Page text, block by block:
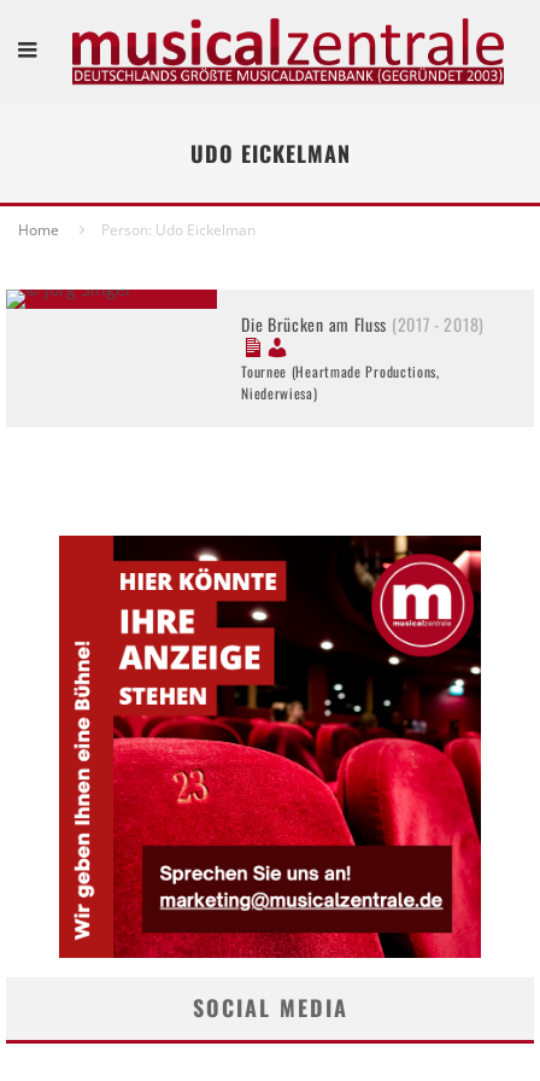
UDO EICKELMAN
Home Person: Udo Eickelman
Die Brücken am Fluss (2017 - 2018)
Tournee (Heartmade Productions,
Niederwiesa)
SOCIAL MEDIA